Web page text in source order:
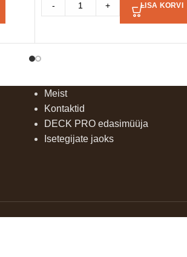
- + LISA KORVI
Meist
Kontaktid
DECK PRO edasimüüja
Isetegijate jaoks